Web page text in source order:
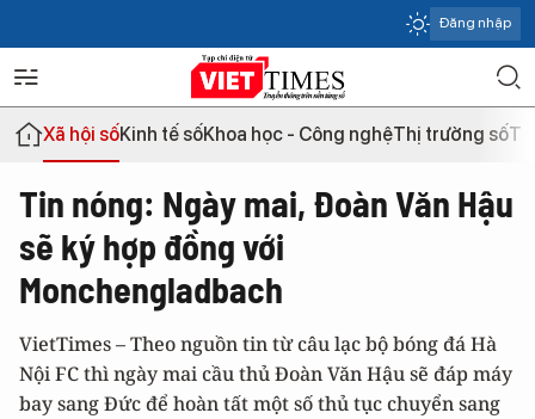
Đăng nhập
Xã hội sốKinh tế sốKhoa học - Công nghệThị trường số
Tin nóng: Ngày mai, Đoàn Văn Hậu
sẽ ký hợp đồng với
Monchengladbach
VietTimes – Theo nguồn tin từ câu lạc bộ bóng đá Hà
Nội FC thì ngày mai cầu thủ Đoàn Văn Hậu sẽ đáp máy
bay sang Đức để hoàn tất một số thủ tục chuyển sang